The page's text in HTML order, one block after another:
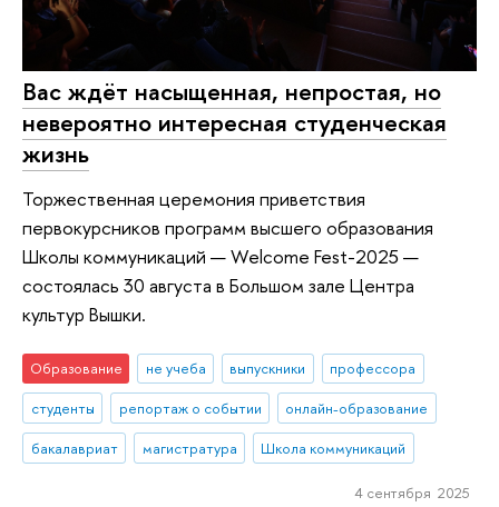
Вас ждёт насыщенная, непростая, но
невероятно интересная студенческая
жизнь
Торжественная церемония приветствия
первокурсников программ высшего образования
Школы коммуникаций — Welcome Fest-2025 —
состоялась 30 августа в Большом зале Центра
культур Вышки.
Образование не учеба выпускники
профессора
студенты
репортаж о событии
онлайн-образование
бакалавриат
магистратура Школа коммуникаций
4 сентября 2025